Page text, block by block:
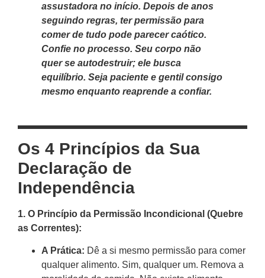
assustadora no início. Depois de anos
seguindo regras, ter permissão para
comer de tudo pode parecer caótico.
Confie no processo. Seu corpo não
quer se autodestruir; ele busca
equilíbrio. Seja paciente e gentil consigo
mesmo enquanto reaprende a confiar.
Os 4 Princípios da Sua
Declaração de
Independência
1. O Princípio da Permissão Incondicional (Quebre
as Correntes):
A Prática: Dê a si mesmo permissão para comer
qualquer alimento. Sim, qualquer um. Remova a